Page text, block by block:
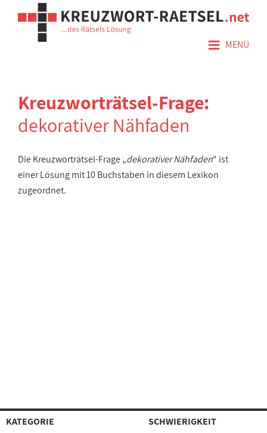
≡ MENÜ
Kreuzworträtsel-Frage:
dekorativer Nähfaden
Die Kreuzworträtsel-Frage „dekorativer Nähfaden“ ist
einer Lösung mit 10 Buchstaben in diesem Lexikon
zugeordnet.
KATEGORIE
SCHWIERIGKEIT